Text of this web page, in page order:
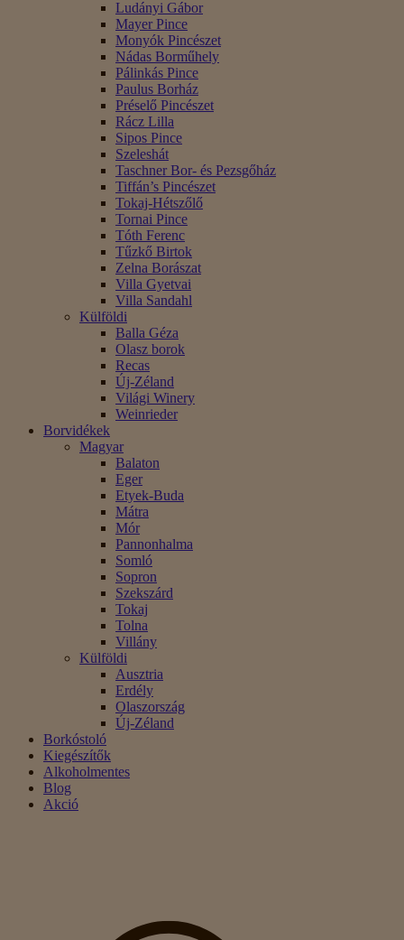
Ludányi Gábor
Mayer Pince
Monyók Pincészet
Nádas Borműhely
Pálinkás Pince
Paulus Borház
Préselő Pincészet
Rácz Lilla
Sipos Pince
Szeleshát
Taschner Bor- és Pezsgőház
Tiffán’s Pincészet
Tokaj-Hétszőlő
Tornai Pince
Tóth Ferenc
Tűzkő Birtok
Zelna Borászat
Villa Gyetvai
Villa Sandahl
Külföldi
Balla Géza
Olasz borok
Recas
Új-Zéland
Világi Winery
Weinrieder
Borvidékek
Magyar
Balaton
Eger
Etyek-Buda
Mátra
Mór
Pannonhalma
Somló
Sopron
Szekszárd
Tokaj
Tolna
Villány
Külföldi
Ausztria
Erdély
Olaszország
Új-Zéland
Borkóstoló
Kiegészítők
Alkoholmentes
Blog
Akció